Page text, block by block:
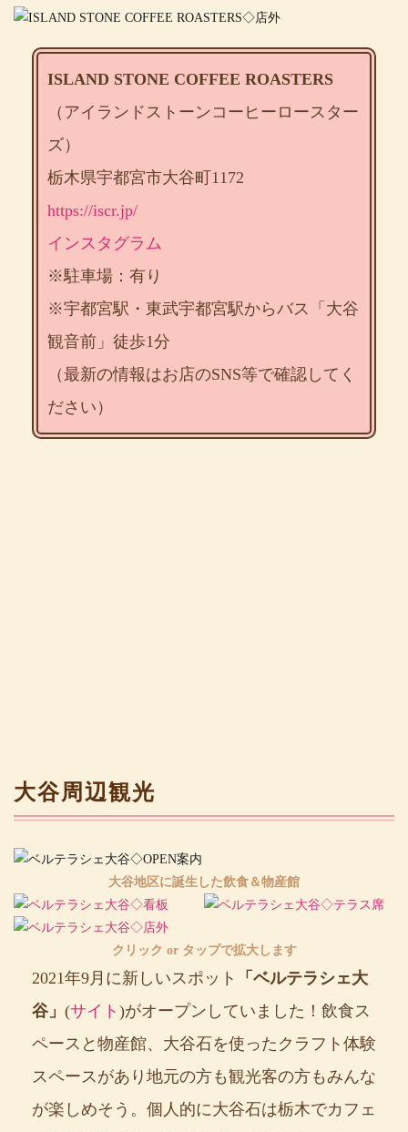
ISLAND STONE COFFEE ROASTERS
（アイランドストーンコーヒーロースター
ズ）
栃木県宇都宮市大谷町1172
https://iscr.jp/
インスタグラム
※駐車場：有り
※宇都宮駅・東武宇都宮駅からバス「大谷
観音前」徒歩1分
（最新の情報はお店のSNS等で確認してく
ださい）
大谷周辺観光
大谷地区に誕生した飲食＆物産館
クリック or タップで拡大します
2021年9月に新しいスポット
「ベルテラシェ大
谷」 (サイト )がオープンしていました！飲食ス
ペースと物産館、大谷石を使ったクラフト体験
スペースがあり地元の方も観光客の方もみんな
が楽しめそう。個人的に大谷石は栃木でカフェ